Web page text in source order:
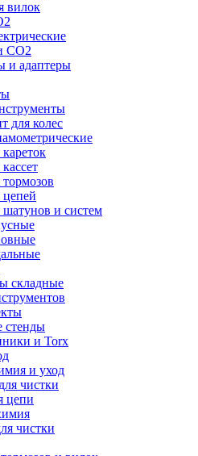
вилок
CO2
и адаптеры
для колес
и систем
складные
стенды
и Torx
и уход
чистки
цепи
чистки